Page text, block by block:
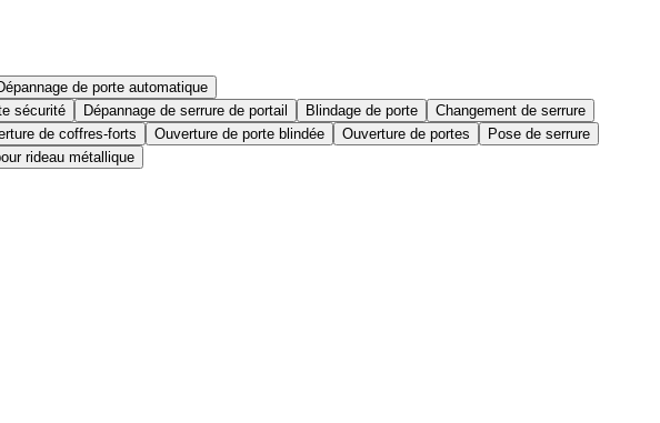
de porte automatique
sécurité Dépannage de serrure de portail Blindage de porte
Changement de serrure
de coffres-forts Ouverture de porte blindée Ouverture de portes
Pose de serrure
rideau métallique